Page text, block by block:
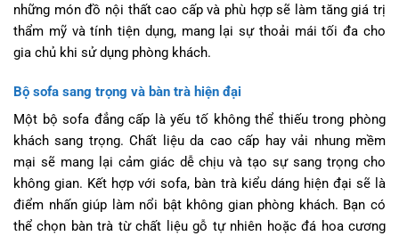
những món đồ nội thất cao cấp và phù hợp sẽ làm tăng giá trị
thẩm mỹ và tính tiện dụng, mang lại sự thoải mái tối đa cho
gia chủ khi sử dụng phòng khách.
Bộ sofa sang trọng và bàn trà hiện đại
Một bộ sofa đẳng cấp là yếu tố không thể thiếu trong phòng
khách sang trọng. Chất liệu da cao cấp hay vải nhung mềm
mại sẽ mang lại cảm giác dễ chịu và tạo sự sang trọng cho
không gian. Kết hợp với sofa, bàn trà kiểu dáng hiện đại sẽ là
điểm nhấn giúp làm nổi bật không gian phòng khách. Bạn có
thể chọn bàn trà từ chất liệu gỗ tự nhiên hoặc đá hoa cương